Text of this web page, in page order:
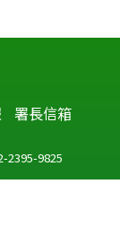
署長信箱
2395-9825